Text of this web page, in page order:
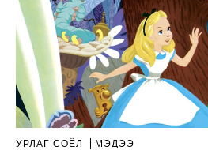
УРЛАГ СОЁЛ МЭДЭЭ